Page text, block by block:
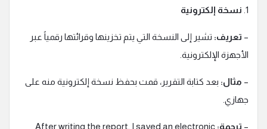
1. نسخة إلكترونية
– تعريف: تشير إلى النسخة التي يتم تخزينها وقرائتها رقمياً عبر
الأجهزة الإلكترونية.
– مثال: بعد كتابة التقرير، قمت بحفظ نسخة إلكترونية منه على
جهازي.
– ترجمة: After writing the report, I saved an electronic